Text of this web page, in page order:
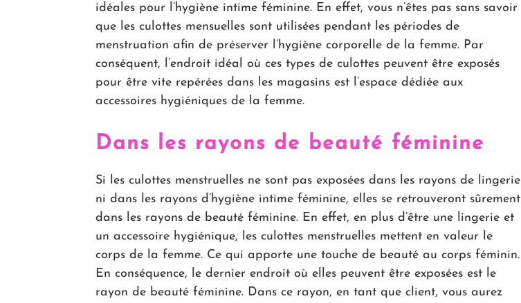
idéales pour l’hygiène intime féminine. En effet, vous n’êtes pas sans savoir
que les culottes mensuelles sont utilisées pendant les périodes de
menstruation afin de préserver l’hygiène corporelle de la femme. Par
conséquent, l’endroit idéal où ces types de culottes peuvent être exposés
pour être vite repérées dans les magasins est l’espace dédiée aux
accessoires hygiéniques de la femme.
Dans les rayons de beauté féminine
Si les culottes menstruelles ne sont pas exposées dans les rayons de lingerie
ni dans les rayons d’hygiène intime féminine, elles se retrouveront sûrement
dans les rayons de beauté féminine. En effet, en plus d’être une lingerie et
un accessoire hygiénique, les culottes menstruelles mettent en valeur le
corps de la femme. Ce qui apporte une touche de beauté au corps féminin.
En conséquence, le dernier endroit où elles peuvent être exposées est le
rayon de beauté féminine. Dans ce rayon, en tant que client, vous aurez